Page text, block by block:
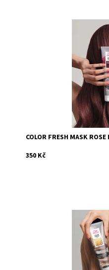
Maska Color Fresh Mask
produktem, který dodává a
tonalitu vlasů, díky přímo
COLOR FRESH MASK ROSE
350 Kč
Maska Color Fresh Mask
produktem, který dodává a
tonalitu vlasů, díky přímo